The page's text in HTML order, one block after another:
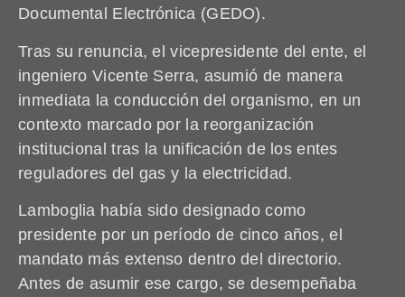
Documental Electrónica (GEDO).
Tras su renuncia, el vicepresidente del ente, el
ingeniero Vicente Serra, asumió de manera
inmediata la conducción del organismo, en un
contexto marcado por la reorganización
institucional tras la unificación de los entes
reguladores del gas y la electricidad.
Lamboglia había sido designado como
presidente por un período de cinco años, el
mandato más extenso dentro del directorio.
Antes de asumir ese cargo, se desempeñaba